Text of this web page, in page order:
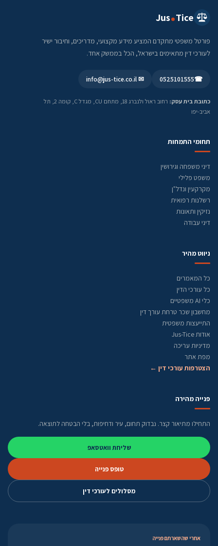
Jus Tice
פורטל משפטי מתקדם המציע מידע מקצועי, מדריכים, וחיבור ישיר
לעורכי דין מתאימים בישראל, הכל בממשק אחד.
☎
0525101555
✉ info@jus-tice.co.il
כתובת בית עסק:
רחוב ראול ולנברג 18, מתחם CU, מגדל C, קומה 2, תל
אביב-יפו
תחומי התמחות
דיני משפחה וגירושין
משפט פלילי
מקרקעין ונדל"ן
רשלנות רפואית
נזיקין ותאונות
דיני עבודה
ניווט מהיר
כל המאמרים
כל עורכי הדין
כלי AI משפטיים
מחשבון שכר טרחת עורך דין
התייעצות משפטית
אודות Jus-Tice
מדיניות עריכה
מפת אתר
הצטרפות עורכי דין ←
פנייה מהירה
התחילו מתיאור קצר. נבדוק תחום, עיר ודחיפות, בלי הבטחה לתוצאה.
שליחת וואטסאפ
טופס פנייה
מסלולים לעורכי דין
אחרי שהשארתם פנייה